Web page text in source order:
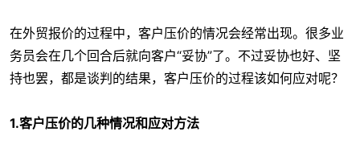
在外贸报价的过程中，客户压价的情况会经常出现。很多业
务员会在几个回合后就向客户“妥协”了。不过妥协也好、坚
持也罢，都是谈判的结果，客户压价的过程该如何应对呢？
1.客户压价的几种情况和应对方法